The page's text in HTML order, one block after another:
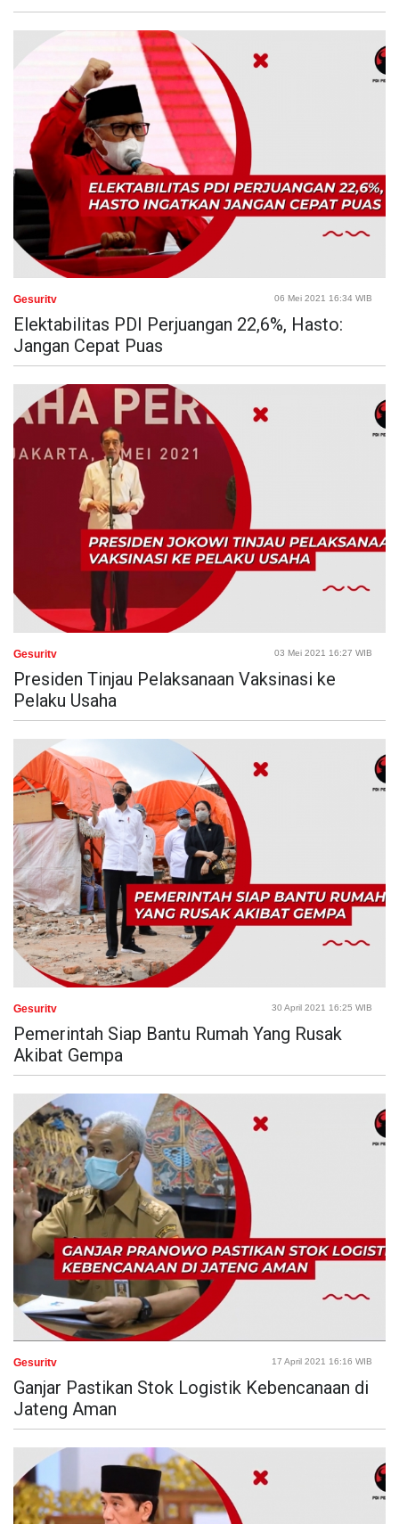
Gesuritv 06 Mei 2021 16:34 WIB
Elektabilitas PDI Perjuangan 22,6%, Hasto:
Jangan Cepat Puas
Gesuritv 03 Mei 2021 16:27 WIB
Presiden Tinjau Pelaksanaan Vaksinasi ke
Pelaku Usaha
Gesuritv 30 April 2021 16:25 WIB
Pemerintah Siap Bantu Rumah Yang Rusak
Akibat Gempa
Gesuritv 17 April 2021 16:16 WIB
Ganjar Pastikan Stok Logistik Kebencanaan di
Jateng Aman